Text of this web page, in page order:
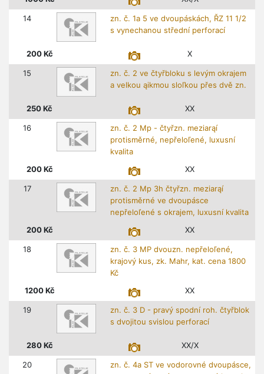
14
zn. č. 1a 5 ve dvoupáskách, ŘZ 11 1/2
s vynechanou střední perforací
200 Kč X
15
zn. č. 2 ve čtyřbloku s levým okrajem
a velkou ąikmou sloľkou přes dvě zn.
250 Kč XX
16
zn. č. 2 Mp - čtyřzn. meziarąí
protisměrné, nepřeloľené, luxusní
kvalita
200 Kč XX
17
zn. č. 2 Mp 3h čtyřzn. meziarąí
protisměrné ve dvoupásce
nepřeloľené s okrajem, luxusní kvalita
200 Kč XX
18
zn. č. 3 MP dvouzn. nepřeloľené,
krajový kus, zk. Mahr, kat. cena 1800
Kč
1200 Kč XX
19
zn. č. 3 D - pravý spodní roh. čtyřblok
s dvojitou svislou perforací
280 Kč XX/X
20
zn. č. 4a ST ve vodorovné dvoupásce,